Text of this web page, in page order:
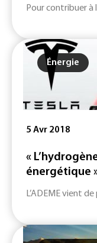
Pour contribuer
Énergie
5 Avr 2018
«
énergétique
L’ADEME vient